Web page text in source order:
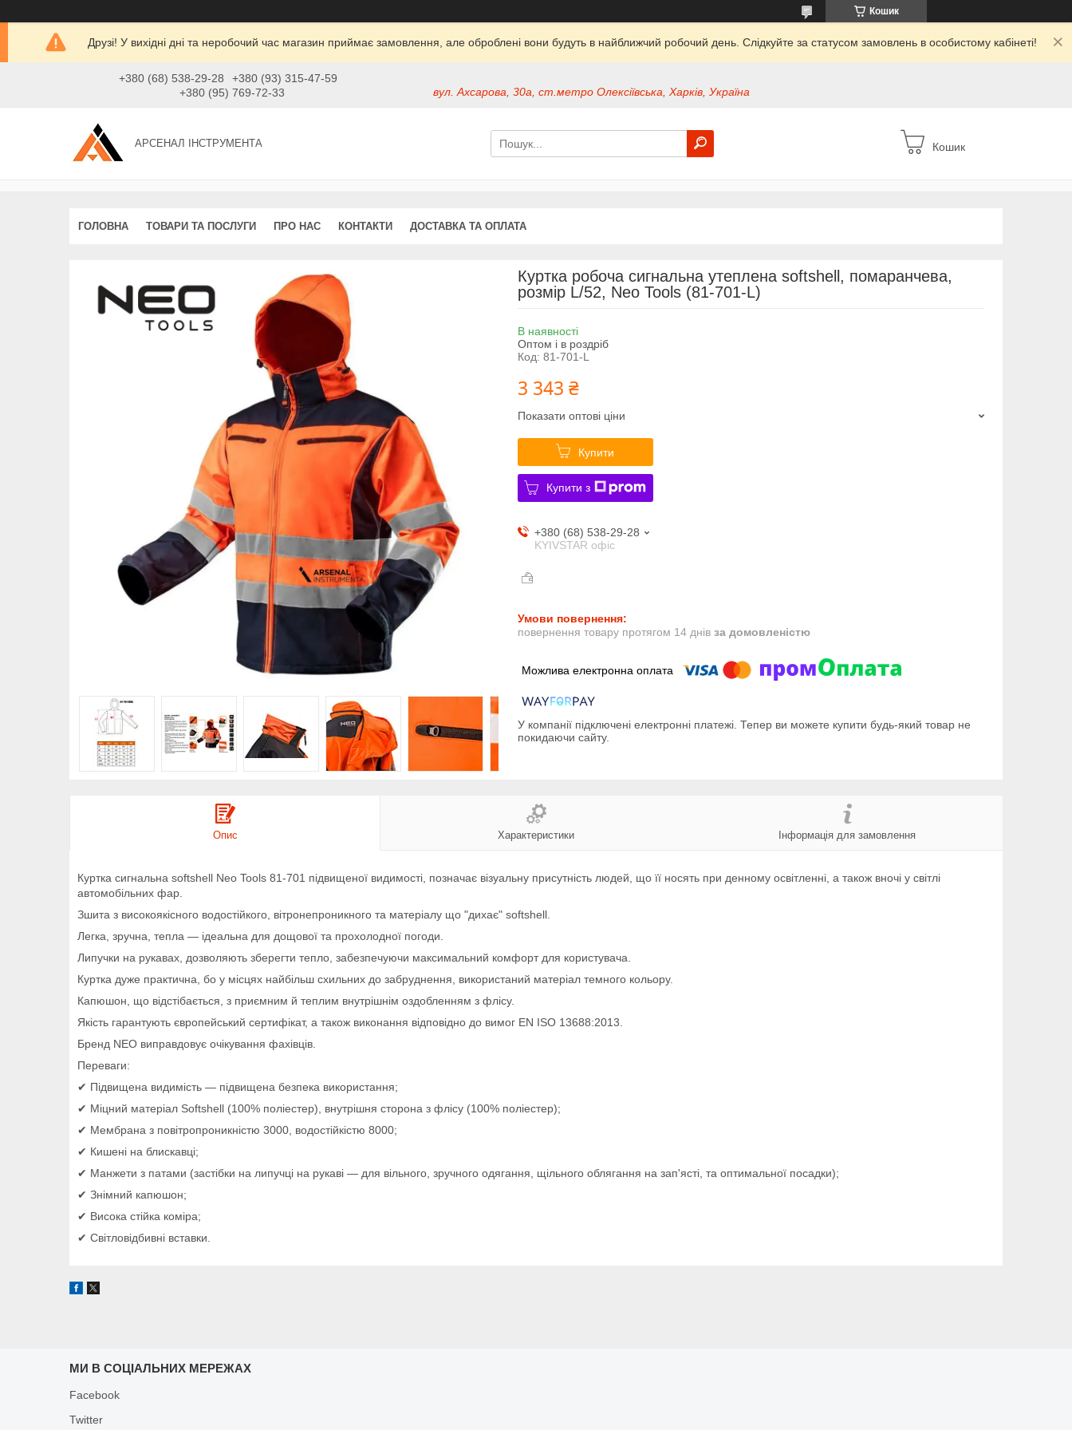
Кошик
Друзі! У вихідні дні та неробочий час магазин приймає замовлення, але оброблені вони будуть в найближчий робочий день. Слідкуйте за статусом замовлень в особистому кабінеті!
+380 (68) 538-29-28
+380 (93) 315-47-59
+380 (95) 769-72-33
вул. Ахсарова, 30а, ст.метро Олексіївська, Харків, Україна
АРСЕНАЛ ІНСТРУМЕНТА Кошик
ГОЛОВНА ТОВАРИ ТА ПОСЛУГИ ПРО НАС КОНТАКТИ ДОСТАВКА ТА ОПЛАТА
Куртка робоча сигнальна утеплена softshell, помаранчева,
розмір L/52, Neo Tools (81-701-L)
В наявності
Оптом і в роздріб
Код: 81-701-L
3 343 ₴
Показати оптові ціни
Купити
Купити з
+380 (68) 538-29-28
KYIVSTAR офіс
повернення товару протягом 14 днів за домовленістю
У компанії підключені електронні платежі. Тепер ви можете купити будь-який товар не
покидаючи сайту.
Опис Характеристики Інформація для замовлення
Куртка сигнальна softshell Neo Tools 81-701 підвищеної видимості, позначає візуальну присутність людей, що її носять при денному освітленні, а також вночі у світлі
автомобільних фар.
Зшита з високоякісного водостійкого, вітронепроникного та матеріалу що "дихає" softshell.
Легка, зручна, тепла — ідеальна для дощової та прохолодної погоди.
Липучки на рукавах, дозволяють зберегти тепло, забезпечуючи максимальний комфорт для користувача.
Куртка дуже практична, бо у місцях найбільш схильних до забруднення, використаний матеріал темного кольору.
Капюшон, що відстібається, з приємним й теплим внутрішнім оздобленням з флісу.
Якість гарантують європейський сертифікат, а також виконання відповідно до вимог EN ISO 13688:2013.
Бренд NEO виправдовує очікування фахівців.
Переваги:
✔ Підвищена видимість — підвищена безпека використання;
✔ Міцний матеріал Softshell (100% поліестер), внутрішня сторона з флісу (100% поліестер);
✔ Мембрана з повітропроникністю 3000, водостійкістю 8000;
✔ Кишені на блискавці;
✔ Манжети з патами (застібки на липучці на рукаві — для вільного, зручного одягання, щільного облягання на зап'ясті, та оптимальної посадки);
✔ Знімний капюшон;
✔ Висока стійка коміра;
✔ Світловідбивні вставки.
МИ В СОЦІАЛЬНИХ МЕРЕЖАХ
Facebook
Twitter